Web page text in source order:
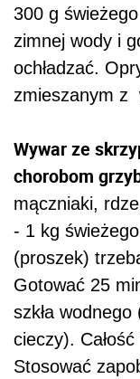
300 g
zimnej wody i
ochładzać.
zmieszanym z
Wywar ze
chorobom
mączniaki,
- 1 kg
(proszek)
Gotować 25
szkła
cieczy).
Stosować